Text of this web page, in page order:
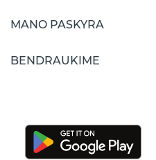
MANO PASKYRA
BENDRAUKIME